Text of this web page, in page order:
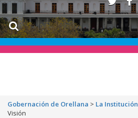
Gobernación de Orellana > La Institución
Visión